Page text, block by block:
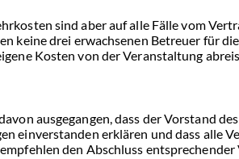
sind aber auf alle Fälle vom
keine drei erwachsenen Betreuer für
Kosten von der Veranstaltung
ausgegangen, dass der Vorstand
einverstanden erklären und dass alle
den Abschluss entsprechender